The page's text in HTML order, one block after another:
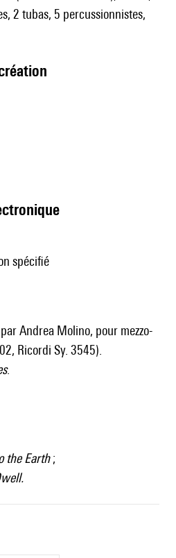
2 tubas, 5 percussionnistes,
spécifié
Andrea Molino, pour mezzo-
Ricordi Sy. 3545).
.
the Earth;